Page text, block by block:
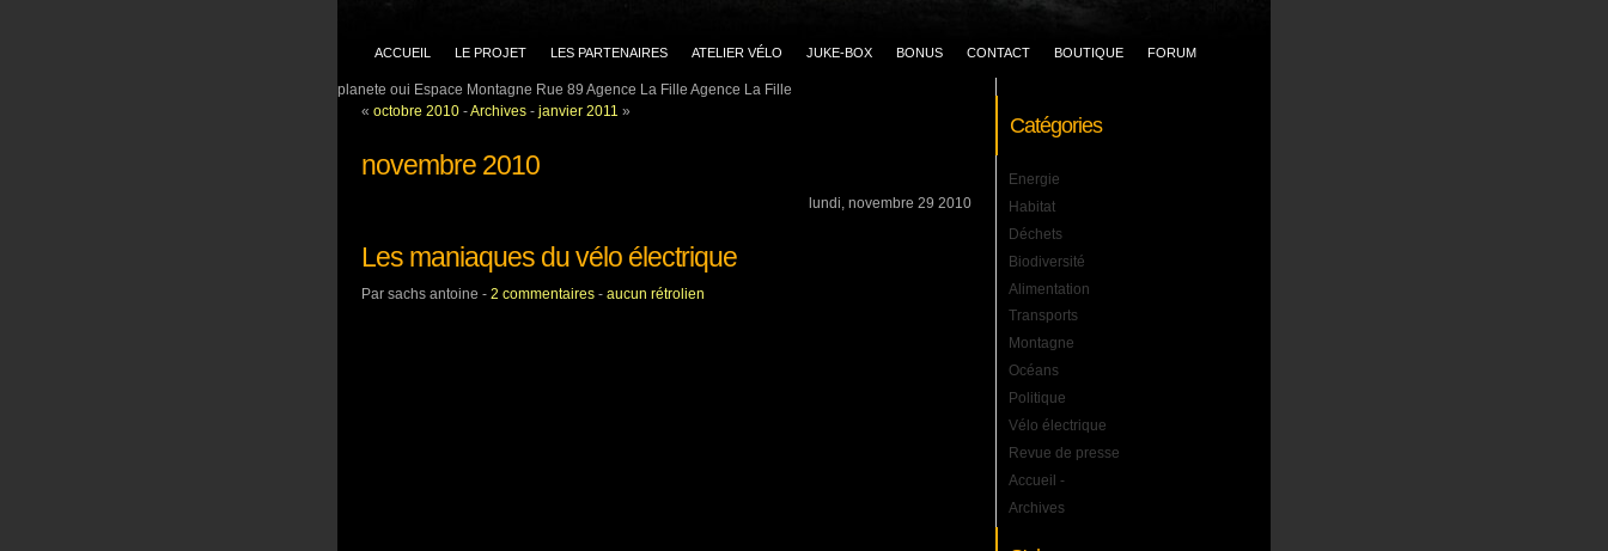
planete oui Espace Montagne Rue 89 Agence La Fille Agence La Fille
ACCUEIL LE PROJET LES PARTENAIRES ATELIER VÉLO JUKE-BOX BONUS CONTACT BOUTIQUE FORUM
« octobre 2010 -Archives - janvier 2011 »
novembre 2010
lundi, novembre 29 2010
Les maniaques du vélo électrique
Par sachs antoine - 2 commentaires - aucun rétrolien
Catégories
Energie
Habitat
Déchets
Biodiversité
Alimentation
Transports
Montagne
Océans
Politique
Vélo électrique
Revue de presse
Accueil -
Archives